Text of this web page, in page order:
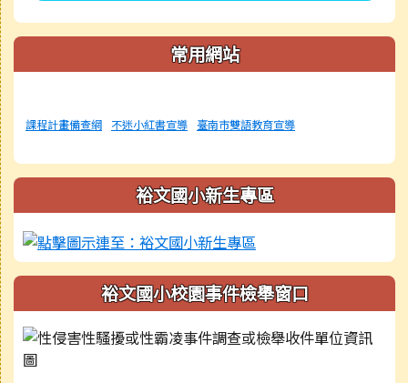
常用網站
課程計畫備查網 不迷小紅書宣導 臺南市雙語教育宣導
裕文國小新生專區
裕文國小校園事件檢舉窗口